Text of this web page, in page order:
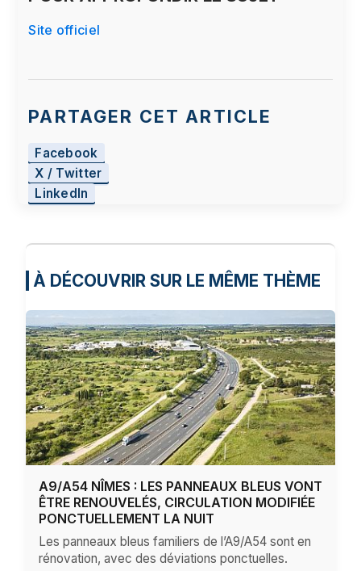
Site officiel
PARTAGER CET ARTICLE
Facebook
X / Twitter
LinkedIn
À DÉCOUVRIR SUR LE MÊME THÈME
A9/A54 NÎMES : LES PANNEAUX BLEUS VONT
ÊTRE RENOUVELÉS, CIRCULATION MODIFIÉE
PONCTUELLEMENT LA NUIT
Les panneaux bleus familiers de l’A9/A54 sont en
rénovation, avec des déviations ponctuelles.